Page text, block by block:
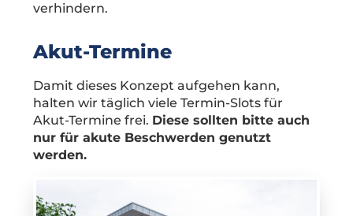
verhindern.
Akut-Termine
Damit dieses Konzept aufgehen kann,
halten wir täglich viele Termin-Slots für
Akut-Termine frei. Diese sollten bitte auch
nur für akute Beschwerden genutzt
werden.